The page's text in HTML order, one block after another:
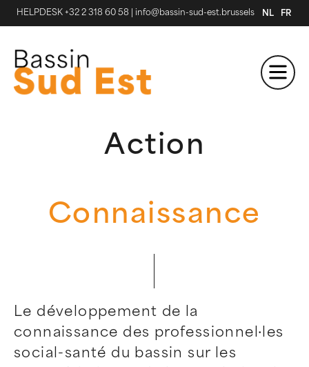
HELPDESK +32 2 318 60 58 info@bassin-sud-est.brussels NL FR
Action
Connaissance
Le développement de la
connaissance des professionnel·les
social-santé du bassin sur les